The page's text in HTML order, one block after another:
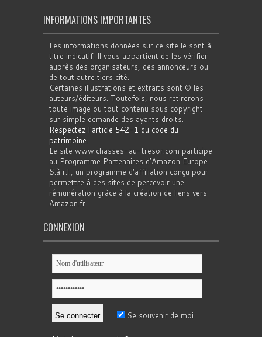
INFORMATIONS IMPORTANTES
Les informations données sur ce site le sont à
titre indicatif. Il vous appartient de les vérifier
auprès des organisateurs, des annonceurs ou
de tout autre tiers cité.
Certaines illustrations et extraits sont © les
auteurs/éditeurs. Toutefois, nous retirerons
toute image ou tout contenu sous copyright
sur simple demande des ayants droits.
Respectez l'article 542-1 du code du
patrimoine.
Le site www.chasses-au-tresor.com participe
au Programme Partenaires d’Amazon Europe
S.à r.l., un programme d’affiliation conçu pour
permettre à des sites de percevoir une
rémunération grâce à la création de liens vers
Amazon.fr
CONNEXION
Se souvenir de moi